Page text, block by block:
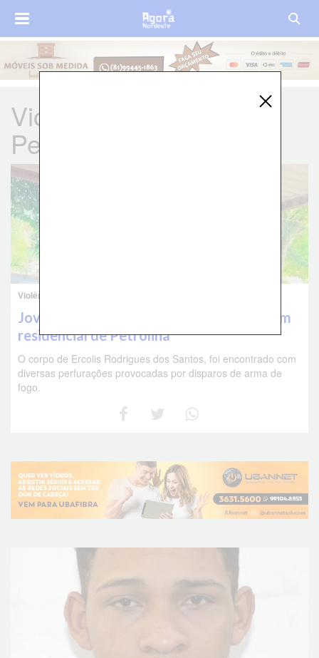
Violência em
Pernambuco
Violência em Pernambuco
Jovem de 18 anos é assassinado a tiros em
residencial de Petrolina
O corpo de Ercolis Rodrigues dos Santos, foi encontrado com
diversas perfurações provocadas por disparos de arma de
fogo.